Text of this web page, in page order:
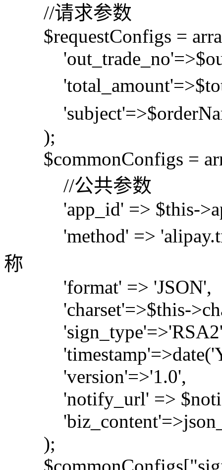
//请求参数
$requestConfigs =
);
$commonConfigs =
//公共参数
'app_id' => $this-
'method' =>
称
'format' => 'JSON',
'charset'=>$this-
'version'=>'1.0',
'notify_url' =>
);